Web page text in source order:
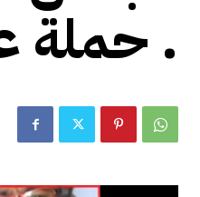
حملة عامة للنظافة .